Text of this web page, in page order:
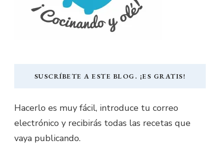
SUSCRÍBETE A ESTE BLOG. ¡ES GRATIS!
Hacerlo es muy fácil, introduce tu correo
electrónico y recibirás todas las recetas que
vaya publicando.